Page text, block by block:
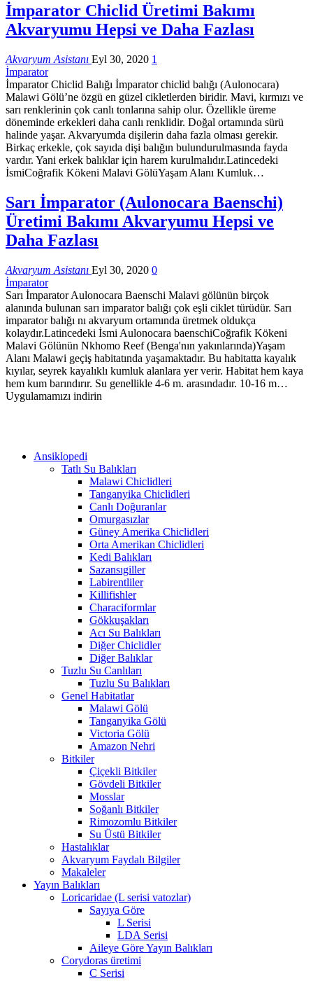
İmparator Chiclid Üretimi Bakımı
Akvaryumu Hepsi ve Daha Fazlası
Akvaryum Asistanı Eyl 30, 2020 1
İmparator
İmparator Chiclid Balığı İmparator chiclid balığı (Aulonocara)
Malawi Gölü’ne özgü en güzel cikletlerden biridir. Mavi, kırmızı ve
sarı renklerinin çok canlı tonlarına sahip olur. Özellikle üreme
döneminde erkekleri daha canlı renklidir. Doğal ortamında sürü
halinde yaşar. Akvaryumda dişilerin daha fazla olması gerekir.
Birkaç erkekle, çok sayıda dişi balığın bulundurulmasında fayda
vardır. Yani erkek balıklar için harem kurulmalıdır.Latincedeki
İsmiCoğrafik Kökeni Malavi GölüYaşam Alanı Kumluk…
Sarı İmparator (Aulonocara Baenschi)
Üretimi Bakımı Akvaryumu Hepsi ve
Daha Fazlası
Akvaryum Asistanı Eyl 30, 2020 0
İmparator
Sarı İmparator Aulonocara Baenschi Malavi gölünün birçok
alanında bulunan sarı imparator balığı çok eşli ciklet türüdür. Sarı
imparator balığı nı akvaryum ortamında üretmek oldukça
kolaydır.Latincedeki İsmi Aulonocara baenschiCoğrafik Kökeni
Malavi Gölünün Nkhomo Reef (Benga'nın yakınlarında)Yaşam
Alanı Malawi geçiş habitatında yaşamaktadır. Bu habitatta kayalık
kıyılar, seyrek kayalıklı kumluk alanlara yer verir. Habitat hem kaya
hem kum barındırır. Su genellikle 4-6 m. arasındadır. 10-16 m…
Uygulamamızı indirin
Ansiklopedi
Tatlı Su Balıkları
Malawi Chiclidleri
Tanganyika Chiclidleri
Canlı Doğuranlar
Omurgasızlar
Güney Amerika Chiclidleri
Orta Amerikan Chiclidleri
Kedi Balıkları
Sazansıgiller
Labirentliler
Killifishler
Characiformlar
Gökkuşakları
Acı Su Balıkları
Diğer Chiclidler
Diğer Balıklar
Tuzlu Su Canlıları
Tuzlu Su Balıkları
Genel Habitatlar
Malawi Gölü
Tanganyika Gölü
Victoria Gölü
Amazon Nehri
Bitkiler
Çiçekli Bitkiler
Gövdeli Bitkiler
Mosslar
Soğanlı Bitkiler
Rimozomlu Bitkiler
Su Üstü Bitkiler
Hastalıklar
Akvaryum Faydalı Bilgiler
Makaleler
Yayın Balıkları
Loricaridae (L serisi vatozlar)
Sayıya Göre
L Serisi
LDA Serisi
Aileye Göre Yayın Balıkları
Corydoras üretimi
C Serisi